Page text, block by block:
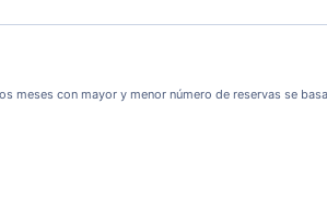
con mayor y menor número de reservas se